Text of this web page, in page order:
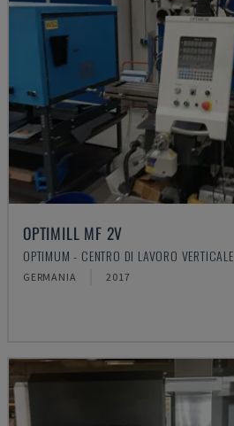
OPTIMILL MF 2V
OPTIMUM - CENTRO DI LAVORO VERTICALE
GERMANIA 2017